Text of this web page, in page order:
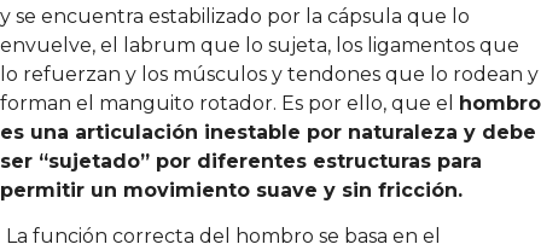
y se encuentra estabilizado por la cápsula que lo
envuelve, el labrum que lo sujeta, los ligamentos que
lo refuerzan y los músculos y tendones que lo rodean y
forman el manguito rotador. Es por ello, que el hombro
es una articulación inestable por naturaleza y debe
ser “sujetado” por diferentes estructuras para
permitir un movimiento suave y sin fricción.
La función correcta del hombro se basa en el